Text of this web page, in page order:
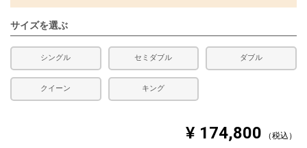
サイズを選ぶ
シングル セミダブル ダブル
クイーン キング
¥ 174,800 税込